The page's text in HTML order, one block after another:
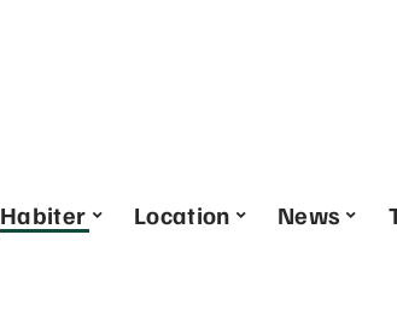
Habiter Location News